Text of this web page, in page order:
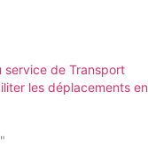
service de Transport
les déplacements en